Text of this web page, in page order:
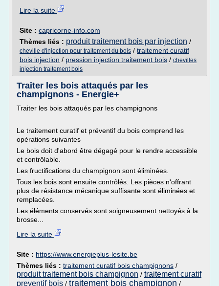
Lire la suite
Site : capricorne-info.com
Thèmes liés : produit traitement bois par injection /
cheville d'injection pour traitement du bois / traitement curatif
bois injection / pression injection traitement bois / chevilles
injection traitement bois
Traiter les bois attaqués par les
champignons - Energie+
Traiter les bois attaqués par les champignons
Le traitement curatif et préventif du bois comprend les
opérations suivantes
Le bois doit d'abord être dégagé pour le rendre accessible
et contrôlable.
Les fructifications du champignon sont éliminées.
Tous les bois sont ensuite contrôlés. Les pièces n'offrant
plus de résistance mécanique suffisante sont éliminées et
remplacées.
Les éléments conservés sont soigneusement nettoyés à la
brosse...
Lire la suite
Site : https://www.energieplus-lesite.be
Thèmes liés : traitement curatif bois champignons /
produit traitement bois champignon / traitement curatif
preventif bois / traitement bois champignon /